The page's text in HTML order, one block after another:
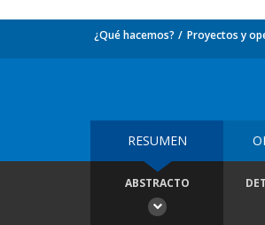
¿Qué hacemos? Proyectos y
RESUMEN
ABSTRACTO